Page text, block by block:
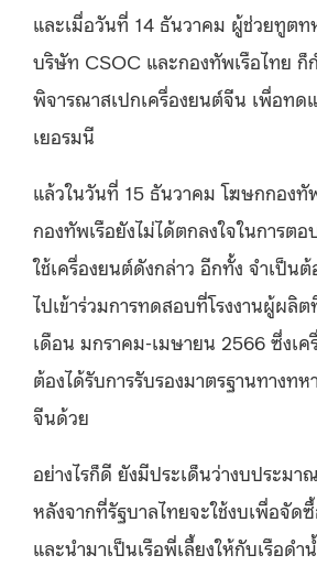
และเมื่อวันที่ 14 ธันวาคม ผู้ช่วยทูต
บริษัท CSOC และกองทัพเรือไทย ก็ก
พิจารณาสเปกเครื่องยนต์จีน เพื่อทด
เยอรมนี
แล้วในวันที่ 15 ธันวาคม โฆษกกองทั
กองทัพเรือยังไม่ได้ตกลงใจในการต
ใช้เครื่องยนต์ดังกล่าว อีกทั้ง จำเป็
ไปเข้าร่วมการทดสอบที่โรงงานผู้ผลิ
เดือน มกราคม-เมษายน 2566 ซึ่งเค
ต้องได้รับการรับรองมาตรฐานทางทห
จีนด้วย
อย่างไรก็ดี ยังมีประเด็นว่างบประม
หลังจากที่รัฐบาลไทยจะใช้งบเพื่อจัด
และนำมาเป็นเรือพี่เลี้ยงให้กับเรือดำ